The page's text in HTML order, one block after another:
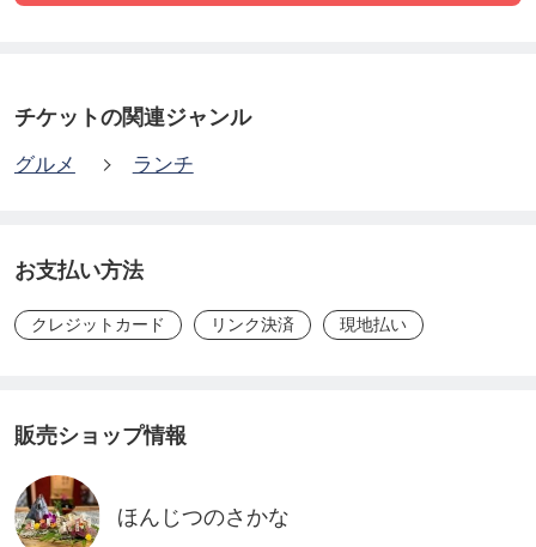
※本チケットは「特製・海鮮丼」専用となります。
・おさしみ定食〈並〉：1,800円（税込）
・おさしみ定食〈特上・鮑付き〉：3,800円（税込）
チケットの関連ジャンル
グルメ ランチ
お支払い方法
クレジットカード リンク決済 現地払い
販売ショップ情報
ほんじつのさかな